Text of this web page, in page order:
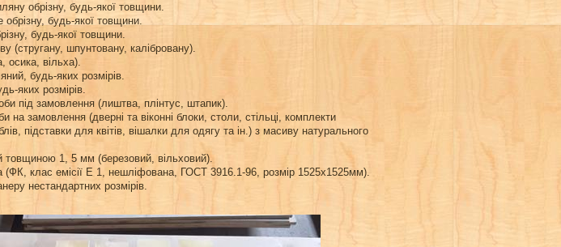
обрізну, будь-якої товщини.
будь-якої товщини.
будь-якої товщини.
(стругану, шпунтовану, калібровану).
осика, вільха).
будь-яких розмірів.
яких розмірів.
під замовлення (лиштва, плінтус, штапик).
на замовлення (дверні та віконні блоки, столи, стільці, комплекти
підставки для квітів, вішалки для одягу та ін.) з масиву натурального
1, 5 мм (березовий, вільховий).
(ФК, клас емісії Е 1, нешліфована, ГОСТ 3916.1-96, розмір 1525х1525мм).
нестандартних розмірів.